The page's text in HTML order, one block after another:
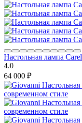
Настольная лампа Carel
4.0
64 000 ₽